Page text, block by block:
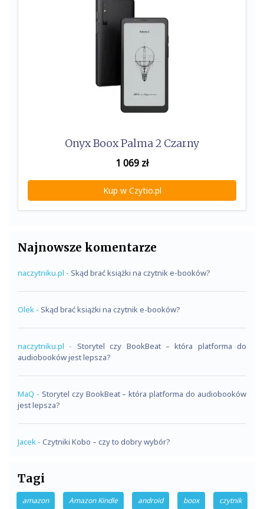
Onyx Boox Palma 2 Czarny
1 069 zł
Kup w Czytio.pl
Najnowsze komentarze
naczytniku.pl - Skąd brać książki na czytnik e-booków?
Olek - Skąd brać książki na czytnik e-booków?
naczytniku.pl - Storytel czy BookBeat – która platforma do
audiobooków jest lepsza?
MaQ - Storytel czy BookBeat – która platforma do audiobooków
jest lepsza?
Jacek - Czytniki Kobo – czy to dobry wybór?
Tagi
amazon Amazon Kindle android boox czytnik